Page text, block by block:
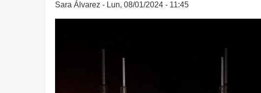
Sara Álvarez Lun, 08/01/2024 - 11:45